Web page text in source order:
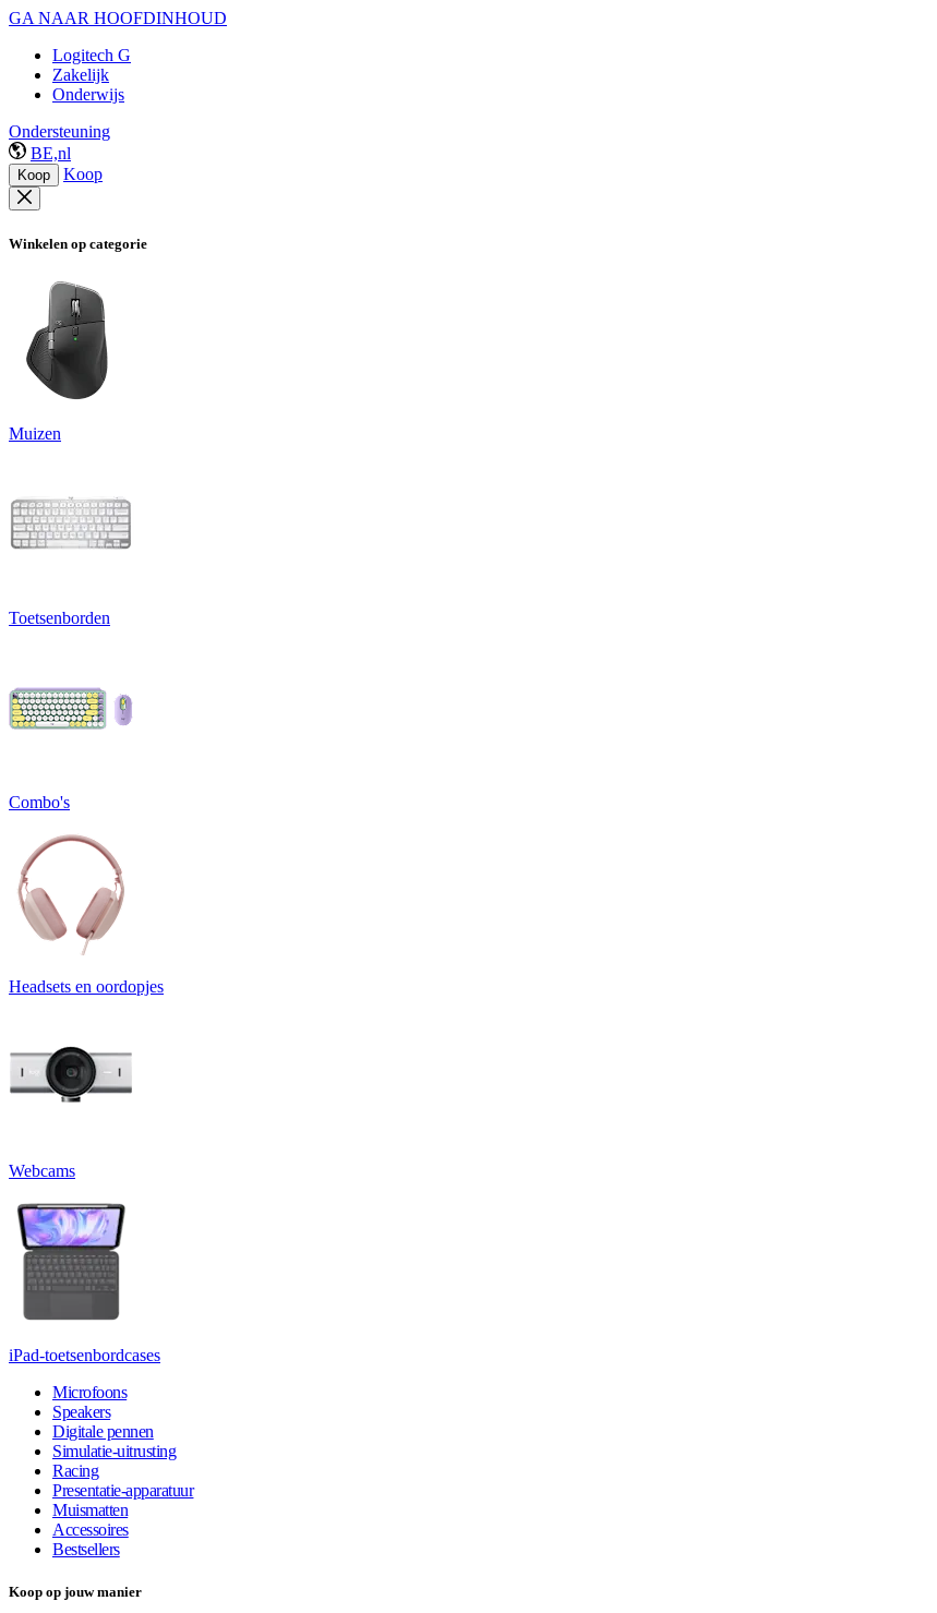
GA NAAR HOOFDINHOUD
Logitech G
Zakelijk
Onderwijs
Ondersteuning
BE,nl
Koop Koop
Winkelen op categorie
Muizen
Toetsenborden
Combo's
Headsets en oordopjes
Webcams
iPad-toetsenbordcases
Microfoons
Speakers
Digitale pennen
Simulatie-uitrusting
Racing
Presentatie-apparatuur
Muismatten
Accessoires
Bestsellers
Koop op jouw manier